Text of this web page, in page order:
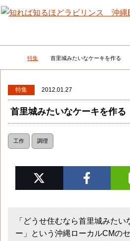
メニュー
DEEokinawaトップ
特集 首里城みたいなケーキを作る
特集 2012.01.27
首里城みたいなケーキを作る
工作 調理
「どうせ住むなら首里城みた
ー」という沖縄ローカルCMの